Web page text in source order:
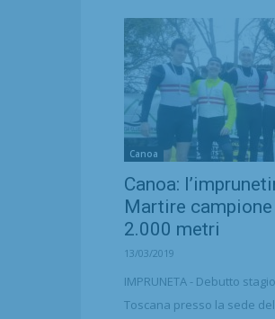
Canoa
Canoa:
Martire
2.000 metri
13/03/2019
IMPRUNETA - Debutto
Toscana presso la sede